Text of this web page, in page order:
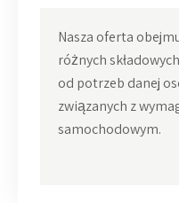
Nasza oferta
różnych
od potrzeb danej
związanych z
samochodowym.